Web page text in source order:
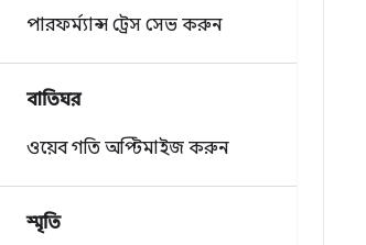
পারফর্ম্যান্স ট্রেস সেভ করুন
বাতিঘর
ওয়েব গতি অপ্টিমাইজ করুন
স্মৃতি